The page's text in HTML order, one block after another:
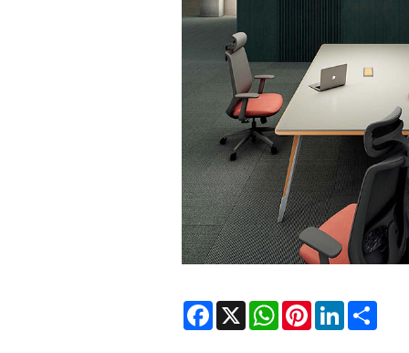
Facebook
X WhatsApp
PinterestLinkedIn